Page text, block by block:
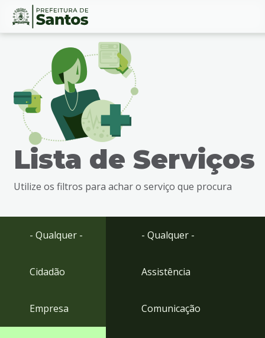
Ir
busca
Ir
Conteúdo
Lista de Serviços
Utilize os filtros para achar o serviço que procura
- Qualquer -
Cidadão
Empresa
- Qualquer -
Assistência
Comunicação